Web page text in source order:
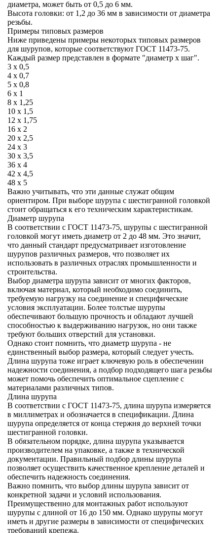
диаметра, может быть от 0,5 до 6 мм.
Высота головки: от 1,2 до 36 мм в зависимости от диаметра
резьбы.
Примеры типовых размеров
Ниже приведены примеры некоторых типовых размеров
для шурупов, которые соответствуют ГОСТ 11473-75.
Каждый размер представлен в формате "диаметр x шаг".
3 x 0,5
4 x 0,7
5 x 0,8
6 x 1
8 x 1,25
10 x 1,5
12 x 1,75
16 x 2
20 x 2,5
24 x 3
30 x 3,5
36 x 4
42 x 4,5
48 x 5
Важно учитывать, что эти данные служат общим
ориентиром. При выборе шурупа с шестигранной головкой
стоит обращаться к его техническим характеристикам.
Диаметр шурупа
В соответствии с ГОСТ 11473-75, шурупы с шестигранной
головкой могут иметь диаметр от 2 до 48 мм. Это значит,
что данный стандарт предусматривает изготовление
шурупов различных размеров, что позволяет их
использовать в различных отраслях промышленности и
строительства.
Выбор диаметра шурупа зависит от многих факторов,
включая материал, который необходимо соединить,
требуемую нагрузку на соединение и специфические
условия эксплуатации. Более толстые шурупы
обеспечивают большую прочность и обладают лучшей
способностью к выдерживанию нагрузок, но они также
требуют больших отверстий для установки.
Однако стоит помнить, что диаметр шурупа - не
единственный выбор размера, который следует учесть.
Длина шурупа тоже играет ключевую роль в обеспечении
надежности соединения, а подбор подходящего шага резьбы
может помочь обеспечить оптимальное сцепление с
материалами различных типов.
Длина шурупа
В соответствии с ГОСТ 11473-75, длина шурупа измеряется
в миллиметрах и обозначается в спецификации. Длина
шурупа определяется от конца стержня до верхней точки
шестигранной головки.
В обязательном порядке, длина шурупа указывается
производителем на упаковке, а также в технической
документации. Правильный подбор длины шурупа
позволяет осуществить качественное крепление деталей и
обеспечить надежность соединения.
Важно помнить, что выбор длины шурупа зависит от
конкретной задачи и условий использования.
Преимущественно для монтажных работ используют
шурупы с длиной от 16 до 150 мм. Однако шурупы могут
иметь и другие размеры в зависимости от специфических
требований крепежа.